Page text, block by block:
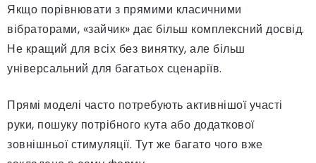
Якщо порівнювати з прямими класичними
вібраторами, «зайчик» дає більш комплексний досвід.
Не кращий для всіх без винятку, але більш
універсальний для багатьох сценаріїв.
Прямі моделі часто потребують активнішої участі
руки, пошуку потрібного кута або додаткової
зовнішньої стимуляції. Тут же багато чого вже